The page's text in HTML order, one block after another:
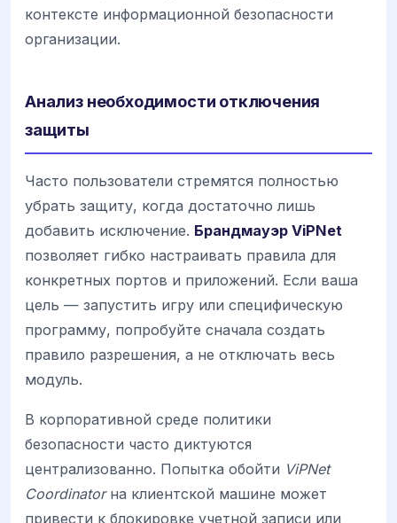
контексте информационной безопасности
организации.
Анализ необходимости отключения
защиты
Часто пользователи стремятся полностью
убрать защиту, когда достаточно лишь
добавить исключение. Брандмауэр ViPNet
позволяет гибко настраивать правила для
конкретных портов и приложений. Если ваша
цель — запустить игру или специфическую
программу, попробуйте сначала создать
правило разрешения, а не отключать весь
модуль.
В корпоративной среде политики
безопасности часто диктуются
централизованно. Попытка обойти ViPNet
Coordinatorна клиентской машине может
привести к блокировке учетной записи или